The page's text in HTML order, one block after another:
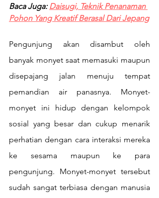
Baca Juga: Daisugi, Teknik Penanaman
Pohon Yang Kreatif Berasal Dari Jepang
Pengunjung akan disambut oleh
banyak monyet saat memasuki maupun
disepajang jalan menuju tempat
pemandian air panasnya. Monyet-
monyet ini hidup dengan kelompok
sosial yang besar dan cukup menarik
perhatian dengan cara interaksi mereka
ke sesama maupun ke para
pengunjung. Monyet-monyet tersebut
sudah sangat terbiasa dengan manusia